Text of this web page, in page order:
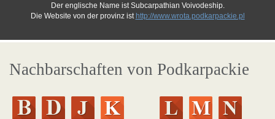
Der englische Name ist Subcarpathian Voivodeship.
Die Website von der provinz ist http://www.wrota.podkarpackie.pl
Nachbarschaften von Podkarpackie